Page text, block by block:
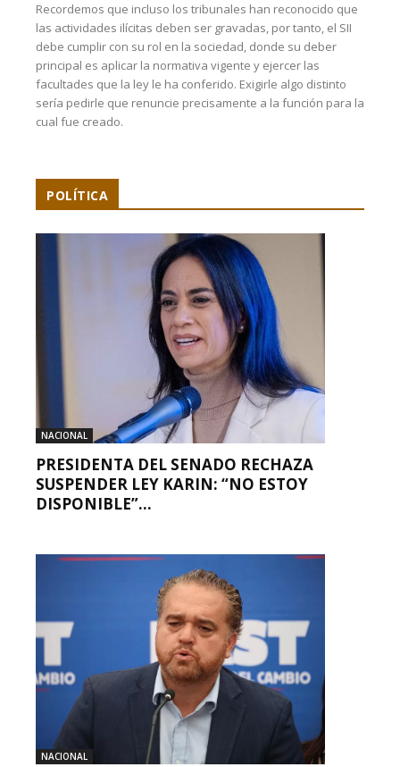
Recordemos que incluso los tribunales han reconocido que
las actividades ilícitas deben ser gravadas, por tanto, el SII
debe cumplir con su rol en la sociedad, donde su deber
principal es aplicar la normativa vigente y ejercer las
facultades que la ley le ha conferido. Exigirle algo distinto
sería pedirle que renuncie precisamente a la función para la
cual fue creado.
POLÍTICA
NACIONAL
PRESIDENTA DEL SENADO RECHAZA
SUSPENDER LEY KARIN: “NO ESTOY
DISPONIBLE”...
NACIONAL